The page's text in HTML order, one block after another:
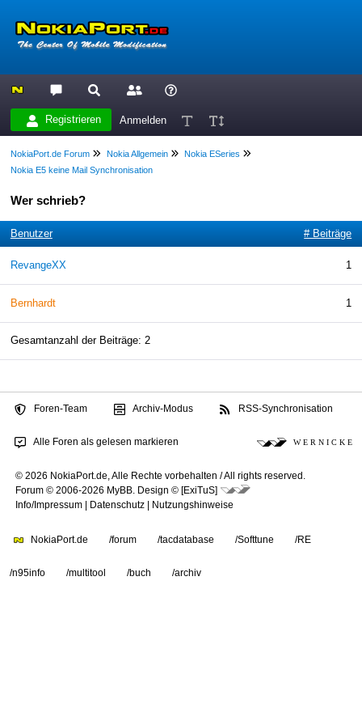
Registrieren Anmelden
NokiaPort.de Forum Nokia Allgemein
Nokia ESeries
Nokia E5 keine Mail Synchronisation
Wer schrieb?
Benutzer # Beiträge
RevangeXX 1
Bernhardt 1
Gesamtanzahl der Beiträge: 2
Foren-Team Archiv-Modus RSS-Synchronisation
Alle Foren als gelesen markieren W E R N I C K E
© 2026 NokiaPort.de, Alle Rechte vorbehalten /All rights reserved.
Forum © 2006-2026 MyBB
Design © [ExiTuS]
Info/Impressum
Datenschutz Nutzungshinweise
NokiaPort.de /forum /tacdatabase /Softtune /RE
/n95info /multitool /buch /archiv